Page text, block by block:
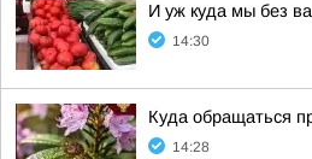
И уж куда мы без
14:30
Куда обращаться
14:28